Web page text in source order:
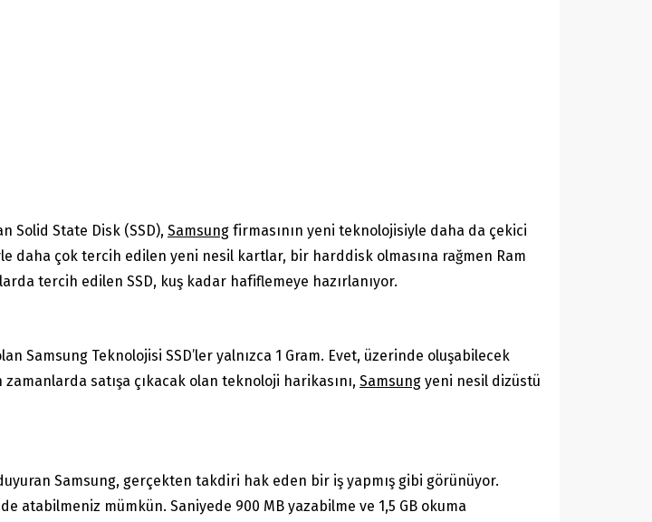
Solid State Disk (SSD), Samsung firmasının yeni teknolojisiyle daha da çekici
daha çok tercih edilen yeni nesil kartlar, bir harddisk olmasına rağmen Ram
tercih edilen SSD, kuş kadar hafiflemeye hazırlanıyor.
Samsung Teknolojisi SSD’ler yalnızca 1 Gram. Evet, üzerinde oluşabilecek
satışa çıkacak olan teknoloji harikasını, Samsung yeni nesil dizüstü
Samsung, gerçekten takdiri hak eden bir iş yapmış gibi görünüyor.
atabilmeniz mümkün. Saniyede 900 MB yazabilme ve 1,5 GB okuma